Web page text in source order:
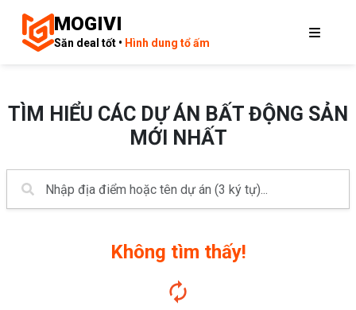
MOGIVI
Săn deal tốt • Hình dung tổ ấm
TÌM HIỂU CÁC DỰ ÁN BẤT ĐỘNG SẢN
MỚI NHẤT
Không tìm thấy!